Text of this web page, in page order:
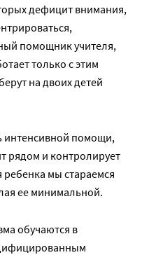
дефицит внимания,
помощник учителя,
только с этим
на двоих детей
интенсивной помощи,
рядом и контролирует
мы стараемся
ее минимальной.
обучаются в